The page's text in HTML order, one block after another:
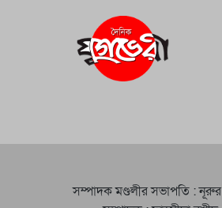
সম্পাদক মণ্ডলীর সভাপতি :